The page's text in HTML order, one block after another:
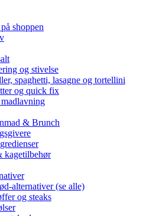
shoppen
og stivelse
spaghetti, lasagne og tortellini
og quick fix
& Brunch
kagetilbehør
alternativer (se alle)
og steaks